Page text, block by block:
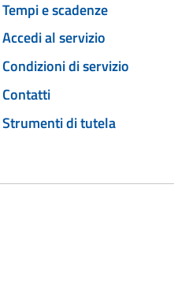
Tempi e scadenze
Accedi al servizio
Condizioni di servizio
Contatti
Strumenti di tutela